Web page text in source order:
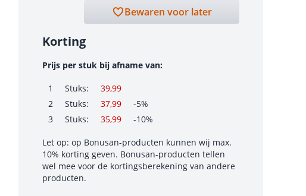
Bewaren voor later
Korting
Prijs per stuk bij afname van:
1 Stuks:
39,99
2
Stuks: 37,99
-5%
3
Stuks: 35,99 -10%
Let op: op Bonusan-producten kunnen wij max.
10% korting geven. Bonusan-producten tellen
wel mee voor de kortingsberekening van andere
producten.